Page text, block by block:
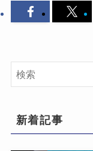
新着記事